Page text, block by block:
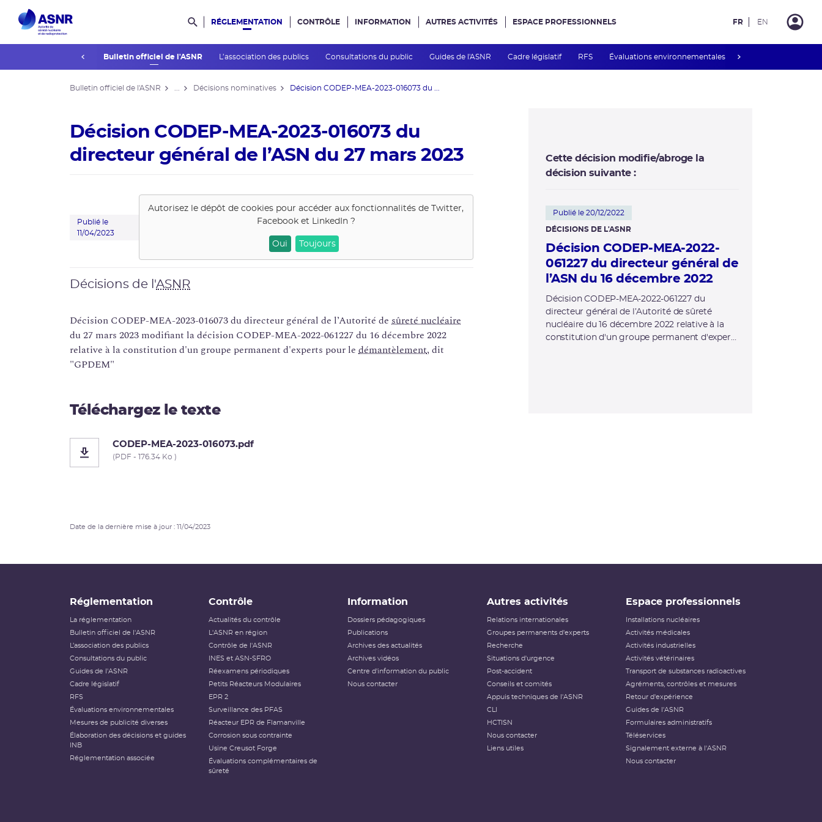
Rechercher dans le site
RÉGLEMENTATION
La réglementation Bulletin officiel de l'ASNR L’association des publics Consultations du public Guides de l'ASNR Cadre législatif RFS Évaluations environnementales
CONTRÔLE INFORMATION AUTRES ACTIVITÉS ESPACE PROFESSIONNELS FR EN
Bulletin officiel de l'ASNR Décisions nominatives Décision CODEP-MEA-2023-016073 du ...
Décision CODEP-MEA-2023-016073 du
directeur général de l’ASN du 27 mars 2023
Publié le
11/04/2023
Autorisez le dépôt de cookies pour accéder aux fonctionnalités de
Twitter,
Facebook et LinkedIn?
Oui Toujours
Décisions de l'ASNR
Décision CODEP-MEA-2023-016073 du directeur général de l’Autorité de sûreté nucléaire
du 27 mars 2023 modifiant la décision CODEP-MEA-2022-061227 du 16 décembre 2022
relative à la constitution d'un groupe permanent d'experts pour le démantèlement, dit
"GPDEM"
Téléchargez le texte
CODEP-MEA-2023-016073.pdf
(PDF - 176.34 Ko )
Date de la dernière mise à jour : 11/04/2023
Cette décision modifie/abroge la
décision suivante :
Publié le 20/12/2022
DÉCISIONS DE L'ASNR
Décision CODEP-MEA-2022-
061227 du directeur général de
l’ASN du 16 décembre 2022
Décision CODEP-MEA-2022-061227 du
directeur général de l’Autorité de sûreté
nucléaire du 16 décembre 2022 relative à la
constitution d'un groupe permanent d'experts
Réglementation
La réglementation
Bulletin officiel de l'ASNR
L’association des publics
Consultations du public
Guides de l'ASNR
Cadre législatif
RFS
Évaluations environnementales
Mesures de publicité diverses
Élaboration des décisions et guides
INB
Réglementation associée
Contrôle
Actualités du contrôle
L'ASNR en région
Contrôle de l'ASNR
INES et ASN-SFRO
Réexamens périodiques
Petits Réacteurs Modulaires
EPR 2
Surveillance des PFAS
Réacteur EPR de Flamanville
Corrosion sous contrainte
Usine Creusot Forge
Évaluations complémentaires de
sûreté
Information
Dossiers pédagogiques
Publications
Archives des actualités
Archives vidéos
Centre d'information du public
Nous contacter
Autres activités
Relations internationales
Groupes permanents d'experts
Recherche
Situations d'urgence
Post-accident
Conseils et comités
Appuis techniques de l'ASNR
CLI
HCTISN
Nous contacter
Liens utiles
Espace professionnels
Installations nucléaires
Activités médicales
Activités industrielles
Activités vétérinaires
Transport de substances radioactives
Agréments, contrôles et mesures
Retour d'expérience
Guides de l'ASNR
Formulaires administratifs
Téléservices
Signalement externe à l'ASNR
Nous contacter